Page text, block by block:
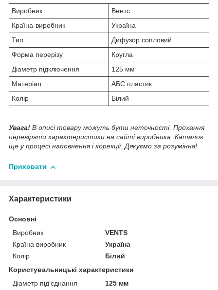
Виробник
Вентс
Країна-виробник
Україна
Тип
Дифузор сопловий
Форма перерізу
Кругла
Діаметр підключення
125 мм
Матеріал
АБС пластик
Колір
Білий
Увага! В описі товару можуть бути неточності. Прохання
перевіряти характеристики на сайті виробника. Каталог
ще у процесі наповнення і корекції. Дякуємо за розуміння!
Приховати
Характеристики
Основні
Виробник
VENTS
Країна виробник
Україна
Колір
Білий
Користувальницькі характеристики
Діаметр під'єднання
125 мм